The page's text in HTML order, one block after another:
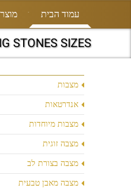
עמוד הבית
STONES SIZES<
מצבות
אנדרטאות
מצבות מיוחדות
מצבה זוגית
מצבה בצורת לב
מצבה מאבן טבעית